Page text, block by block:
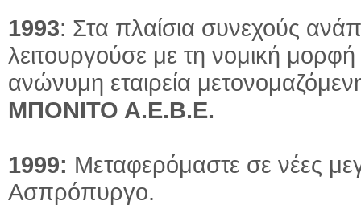
1993: Στα πλαίσια συνεχούς
λειτουργούσε με τη νομική
ανώνυμη εταιρεία
ΜΠΟΝΙΤΟ Α.Ε.Β.Ε.
1999: Μεταφερόμαστε σε νέες
Ασπρόπυργο.